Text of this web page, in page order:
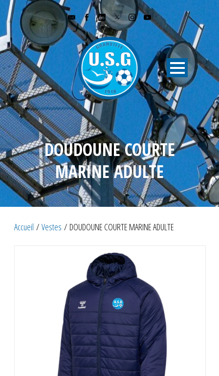
DOUDOUNE COURTE
MARINE ADULTE
Accueil / Vestes / DOUDOUNE COURTE MARINE ADULTE